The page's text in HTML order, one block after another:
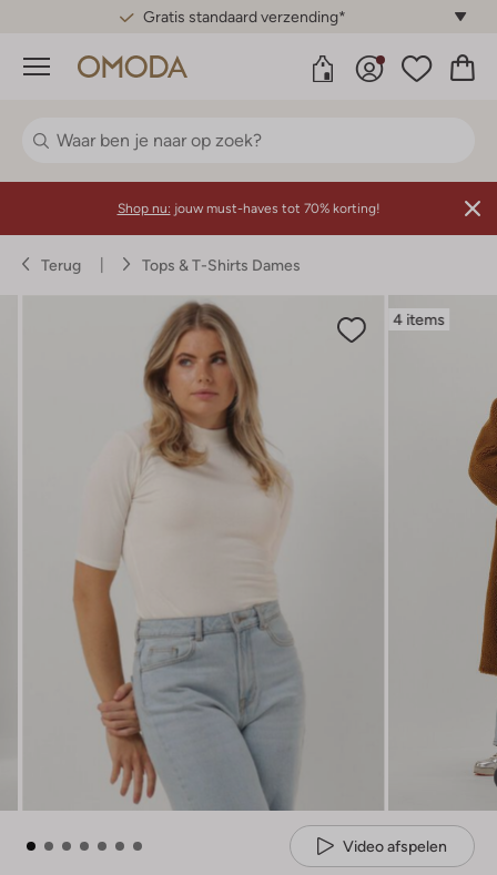
Gratis standaard verzending*
Menu
Shop nu: jouw must-haves tot 70% korting!
Terug Tops & T-Shirts Dames
4 items
Video afspelen